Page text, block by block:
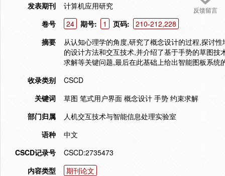
反馈留言
发表期刊
计算机应用研究
卷号
24 期号: 1 页码:
210-212,228
摘要
从认知心理学的角度,研究了概念设计的过程,探讨
的设计方法和交互技术,并介绍了基于手势的草图
求解等关键问题,最后在此基础上给出智能图板系
收录类别
CSCD
关键词
草图 笔式用户界面 概念设计 手势 约束求解
部门归属
人机交互技术与智能信息处理实验室
语种
中文
CSCD记录号
CSCD:2735473
内容类型
期刊论文